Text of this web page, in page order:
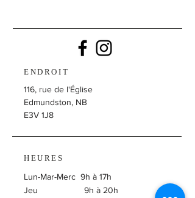
ENDROIT
116, rue de l'Église
Edmundston, NB
E3V 1J8
HEURES
Lun-Mar-Merc 9h à 17h
Jeu 9h à 20h